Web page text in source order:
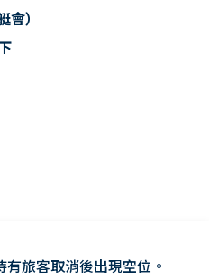
）
旅客取消後出現空位。